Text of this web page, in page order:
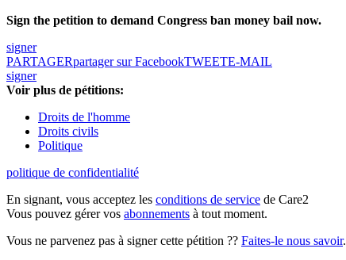
Sign the petition to demand Congress ban money bail now.
signer
PARTAGERpartager sur FacebookTWEETE-MAIL
signer
Voir plus de pétitions:
Droits de l'homme
Droits civils
Politique
politique de confidentialité
En signant, vous acceptez les conditions de service de Care2
Vous pouvez gérer vos abonnements à tout moment.
Vous ne parvenez pas à signer cette pétition ?? Faites-le nous savoir.